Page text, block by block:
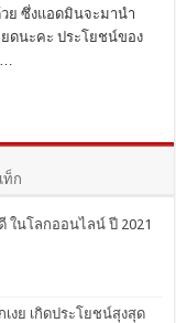
ย ซึ่งแอดมินจะมานำ
ดนะคะ ประโยชน์ของ
ท็ก
ในโลกออนไลน์ ปี 2021
เงย เกิดประโยชน์สุงสุด